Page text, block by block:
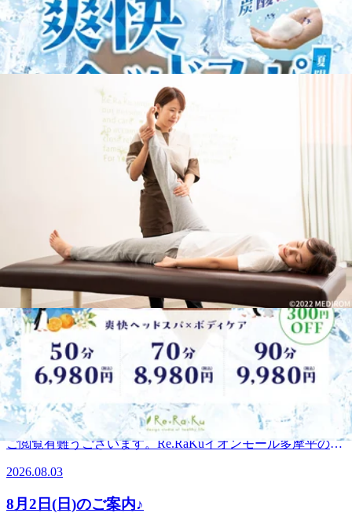
WEB予約する
電話予約する042-843-1147
最近のブログ
8月6日(木)のご案内♪
ご閲覧有難うございます。Re.RaKuイオンモール多摩平の森
店です。。・*.。・*.。・*.。・*.。・*.。・。。・*.。・
*.。・*8月6日(木) 空き情報のお知らせです!以下の時間帯に
空きがございます。11:30-13:3016:40-19:30 がご案内可能とな
っております。。・*.。・*.。・*.。・*.。・*.。・。。・
*.。・*.。・*・*.。・*.。・*.。・*.。・*.。・。 。。・
*.。・*.。・*『肩甲骨ケア&amp;骨盤ストレッチ』を取り入
れたリラク系ボディケア♪〈営業時間〉終日:10時00分～21時
(20時20分最終受付)〈住所〉日野市多摩平2-4-1 イオンモール
多摩平の森3FRe.Ra.Ku イオンモール多摩平の森店〈アクセ
ス〉JR中央線豊田駅から徒歩5分八王子駅・日野駅・立川駅
からもアクセス◎高幡不動・南平からは車でのご利用がオス
スメ♪飛鳥ドライビングスクール・多摩平図書館から徒歩10
分圏内。〈電話番号〉042-843-1147※オンラインで△や×と
表示されていてもご案内出来る場合があります。お気軽にお
問い合わせください^^
8月5日(水)のご案内♪
ご閲覧有難うございます。Re.RaKuイオンモール多摩平の森
店です。。・*.。・*.。・*.。・*.。・*.。・。。・*.。・
*.。・*8月5日(水) 空き情報のお知らせです!以下の時間帯に
空きがございます。10:10-21:00がご案内可能となっておりま
す。。・*.。・*.。・*.。・*.。・*.。・。。・*.。・*.。・*
こんにちは。本日ブログ担当のオオタです。この夏いかがお
過ごしでしょうか？先日知り合いから流しそうめんの写真を
見せてもらいました。皆で竹を組み立てて流しそうめん台を
作ったようです。そうめん台の終わりのところに水を溜めた
ビニールプールが設置されていました。そうめん台の傾斜が
難しいそうです。ゆるやか過ぎるとそうめんは流れないし、
急すぎてもいけない。程よい加減に調節するのが難儀だ
いますでしょうか？お楽しみの前後にはぜひ「ボディケア」
*.。・*.。・*.。・*.。・*.。・。 。。・*.。・*.。・*『肩甲
2026.08.05
8月4日(火)のご案内♪
ご閲覧有難うございます。Re.RaKuイオンモール多摩平の森
店です。。・*.。・*.。・*.。・*.。・*.。・。。・*.。・
*.。・*8月4日(火) 空き情報のお知らせです!以下の時間帯に
空きがございます。10:10-11:1012:00-14:5017:00-19:00がご案
内可能となっております。。・*.。・*.。・*.。・*.。・
*.。・。。・*.。・*.。・*・*.。・*.。・*.。・*.。・
*.。・。 。。・*.。・*.。・*『肩甲骨ケア&amp;骨盤ストレ
ッチ』を取り入れたリラク系ボディケア♪〈営業時間〉終
2-4-1 イオンモール多摩平の森3FRe.Ra.Ku イオンモール多摩
平の森店〈アクセス〉JR中央線豊田駅から徒歩5分八王子
2026.08.04
8月3日（月）のご案内♪
ご閲覧有難うございます。Re.RaKuイオンモール多摩平の森
*.。・*8月3日(月) 空き情報のお知らせです!以下の時間帯に
空きがございます。10:10-21:00がご案内可能となっておりま
す。。・*.。・*.。・*.。・*.。・*.。・。。・*.。・*.。・*
2026.08.03
8月2日(日)のご案内♪